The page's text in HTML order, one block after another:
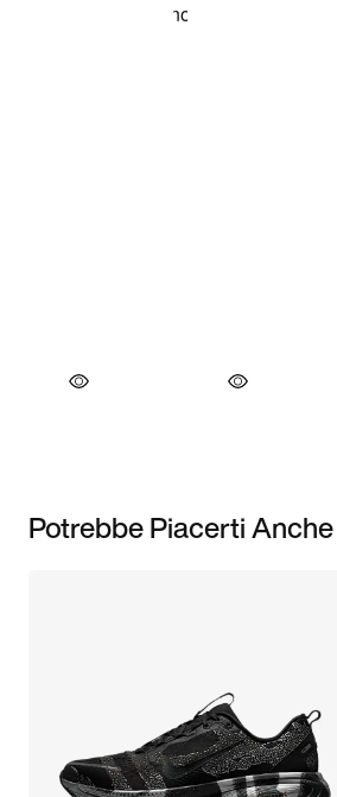
Potrebbe Piacerti Anche